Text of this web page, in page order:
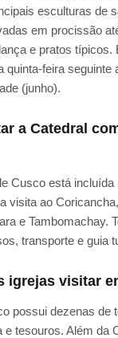
esculturas de
em procissão
e pratos típicos.
quinta-feira seguinte
(junho).
a Catedral
Cusco está incluída
visita ao
e Tambomachay.
transporte e guia
igrejas visitar
possui dezenas de
e tesouros. Além da